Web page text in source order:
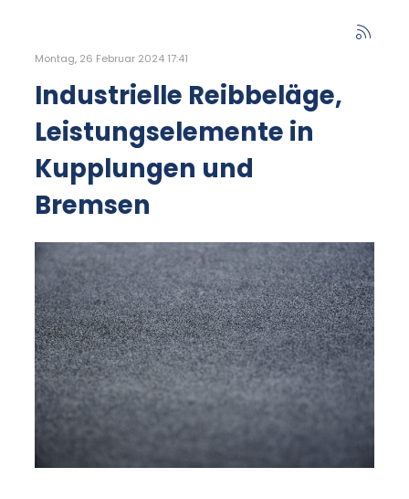
Montag, 26 Februar 2024 17:41
Industrielle Reibbeläge,
Leistungselemente in
Kupplungen und
Bremsen